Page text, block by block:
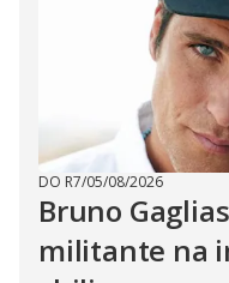
DO R7/05/08/2026
Bruno
militante na